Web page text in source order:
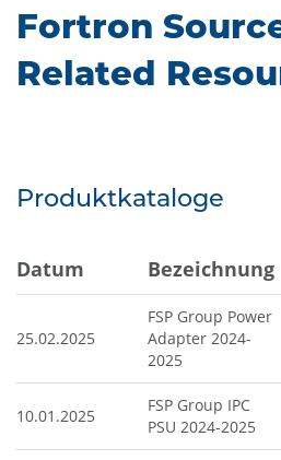
Fortron
Related
Produktkataloge
Datum Bezeichnung
25.02.2025
FSP Group Power
Adapter 2024-
2025
10.01.2025
FSP Group IPC
PSU 2024-2025